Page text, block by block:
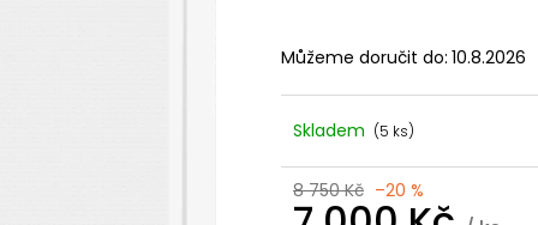
Můžeme doručit do: 10.8.2026
Skladem (5 ks)
8 750 Kč –20 %
VARIO SPRCHOVÁ ZÁSTĚNA 1000 MM VOLCANO